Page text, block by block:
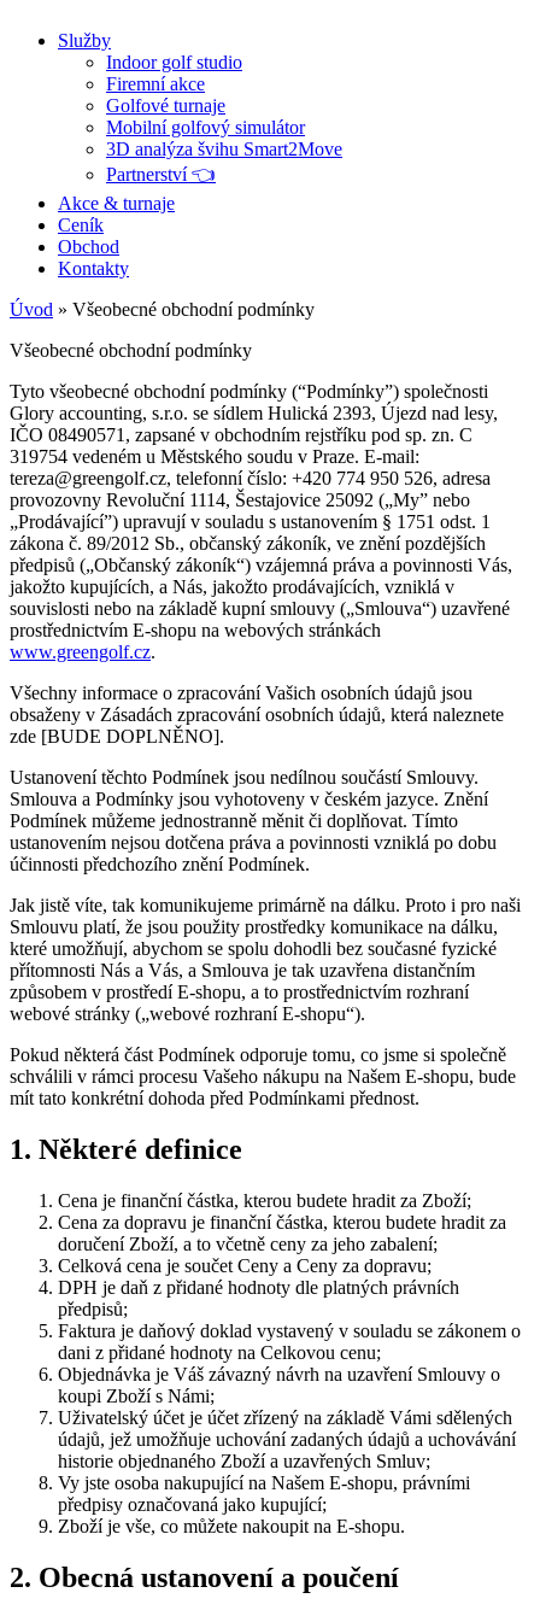
Služby
Indoor golf studio
Firemní akce
Golfové turnaje
Mobilní golfový simulátor
3D analýza švihu Smart2Move
Partnerství 👈
Akce & turnaje
Ceník
Obchod
Kontakty
Úvod » Všeobecné obchodní podmínky
Všeobecné obchodní podmínky
Tyto všeobecné obchodní podmínky (“Podmínky”) společnosti
Glory accounting, s.r.o. se sídlem Hulická 2393, Újezd nad lesy,
IČO 08490571, zapsané v obchodním rejstříku pod sp. zn. C
319754 vedeném u Městského soudu v Praze. E-mail:
tereza@greengolf.cz, telefonní číslo: +420 774 950 526, adresa
provozovny Revoluční 1114, Šestajovice 25092 („My” nebo
„Prodávající”) upravují v souladu s ustanovením § 1751 odst. 1
zákona č. 89/2012 Sb., občanský zákoník, ve znění pozdějších
předpisů („Občanský zákoník“) vzájemná práva a povinnosti Vás,
jakožto kupujících, a Nás, jakožto prodávajících, vzniklá v
souvislosti nebo na základě kupní smlouvy („Smlouva“) uzavřené
prostřednictvím E-shopu na webových stránkách
www.greengolf.cz.
Všechny informace o zpracování Vašich osobních údajů jsou
obsaženy v Zásadách zpracování osobních údajů, která naleznete
zde [BUDE DOPLNĚNO].
Ustanovení těchto Podmínek jsou nedílnou součástí Smlouvy.
Smlouva a Podmínky jsou vyhotoveny v českém jazyce. Znění
Podmínek můžeme jednostranně měnit či doplňovat. Tímto
ustanovením nejsou dotčena práva a povinnosti vzniklá po dobu
účinnosti předchozího znění Podmínek.
Jak jistě víte, tak komunikujeme primárně na dálku. Proto i pro naši
Smlouvu platí, že jsou použity prostředky komunikace na dálku,
které umožňují, abychom se spolu dohodli bez současné fyzické
přítomnosti Nás a Vás, a Smlouva je tak uzavřena distančním
způsobem v prostředí E-shopu, a to prostřednictvím rozhraní
webové stránky („webové rozhraní E-shopu“).
Pokud některá část Podmínek odporuje tomu, co jsme si společně
schválili v rámci procesu Vašeho nákupu na Našem E-shopu, bude
mít tato konkrétní dohoda před Podmínkami přednost.
1. Některé definice
Cena je finanční částka, kterou budete hradit za Zboží;
Cena za dopravu je finanční částka, kterou budete hradit za
doručení Zboží, a to včetně ceny za jeho zabalení;
Celková cena je součet Ceny a Ceny za dopravu;
DPH je daň z přidané hodnoty dle platných právních
předpisů;
Faktura je daňový doklad vystavený v souladu se zákonem o
dani z přidané hodnoty na Celkovou cenu;
Objednávka je Váš závazný návrh na uzavření Smlouvy o
koupi Zboží s Námi;
Uživatelský účet je účet zřízený na základě Vámi sdělených
údajů, jež umožňuje uchování zadaných údajů a uchovávání
historie objednaného Zboží a uzavřených Smluv;
Vy jste osoba nakupující na Našem E-shopu, právními
předpisy označovaná jako kupující;
Zboží je vše, co můžete nakoupit na E-shopu.
2. Obecná ustanovení a poučení